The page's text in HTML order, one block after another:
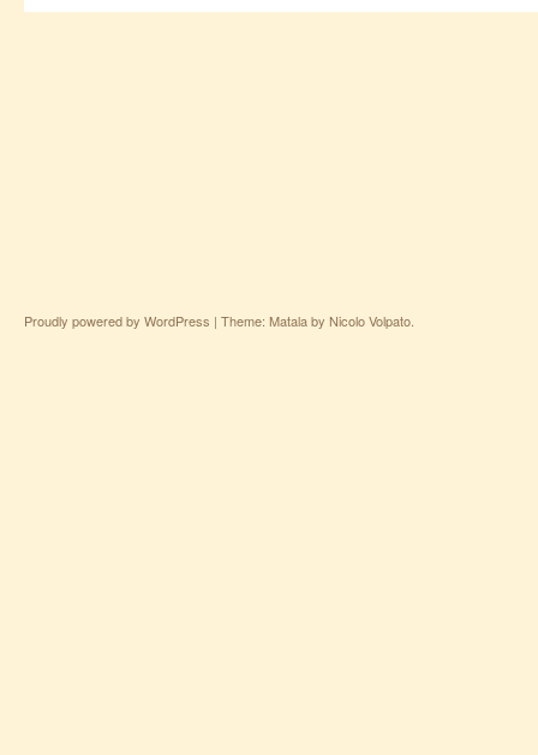
Proudly powered by WordPress | Theme: Matala by Nicolo Volpato.